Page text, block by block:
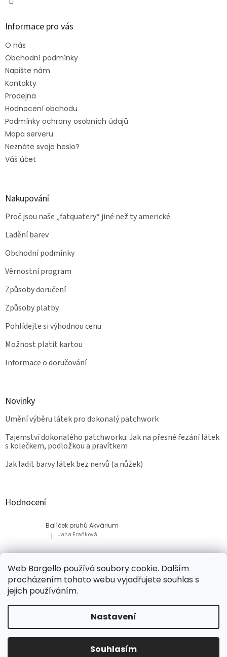
Web Bargello používá soubory cookie. Dalším
procházením tohoto webu vyjadřujete souhlas s
jejich používáním.
Nastavení
Souhlasím
Informace pro vás
O nás
Obchodní podmínky
Napište nám
Kontakty
Prodejna
Hodnocení obchodu
Podmínky ochrany osobních údajů
Mapa serveru
Neznáte svoje heslo?
Váš účet
Nakupování
Proč jsou naše „fatquatery“ jiné než ty americké
Ladění barev
Obchodní podmínky
Věrnostní program
Způsoby doručení
Způsoby platby
Pohlídejte si výhodnou cenu
Možnost platit kartou
Informace o doručování
Novinky
Umění výběru látek pro dokonalý patchwork
Tajemství dokonalého patchworku: Jak na přesné řezání látek
s kolečkem, podložkou a pravítkem
Jak ladit barvy látek bez nervů (a nůžek)
Hodnocení
Balíček pruhů Akvárium
Hodnocení produktu je 5 z 5 hvězdiček.
| Jana Fraňková
Balíček Lesní med
Hodnocení produktu je 5 z 5 hvězdiček.
| Tatiana Bacikova
Vytvořil Shoptet
Bargello. Všechna práva vyhrazena.